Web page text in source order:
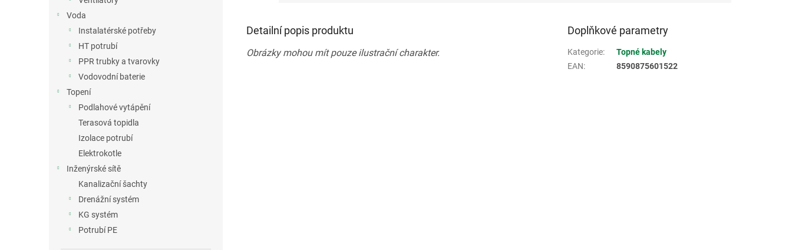
Voda
Instalatérské potřeby
HT potrubí
PPR trubky a tvarovky
Vodovodní baterie
Topení
Podlahové vytápění
Terasová topidla
Izolace potrubí
Elektrokotle
Inženýrské sítě
Kanalizační šachty
Drenážní systém
KG systém
Potrubí PE
Detailní popis produktu
Obrázky mohou mít pouze ilustrační charakter.
Doplňkové parametry
Kategorie:
Topné kabely
EAN: 8590875601522